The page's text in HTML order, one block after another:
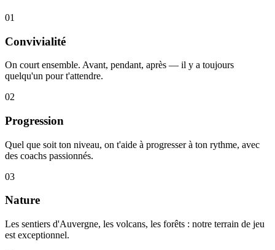
01
Convivialité
On court ensemble. Avant, pendant, après — il y a toujours
quelqu'un pour t'attendre.
02
Progression
Quel que soit ton niveau, on t'aide à progresser à ton rythme, avec
des coachs passionnés.
03
Nature
Les sentiers d'Auvergne, les volcans, les forêts : notre terrain de jeu
est exceptionnel.